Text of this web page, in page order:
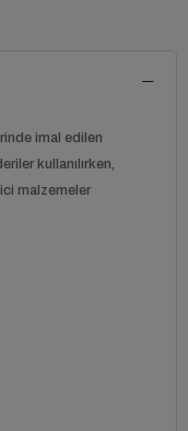
imal edilen
kullanılırken,
malzemeler